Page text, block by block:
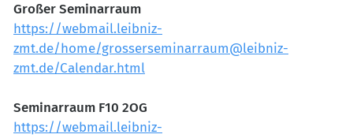
Großer Seminarraum
https://webmail.leibniz-
zmt.de/home/grosserseminarraum@leibniz-
zmt.de/Calendar.html
Seminarraum F10 2OG
https://webmail.leibniz-